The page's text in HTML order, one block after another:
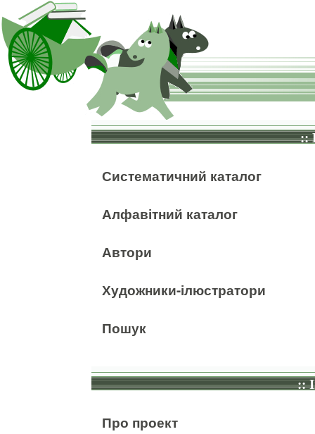
::
Систематичний каталог
Алфавітний каталог
Автори
Художники-ілюстратори
Пошук
::
Про проект